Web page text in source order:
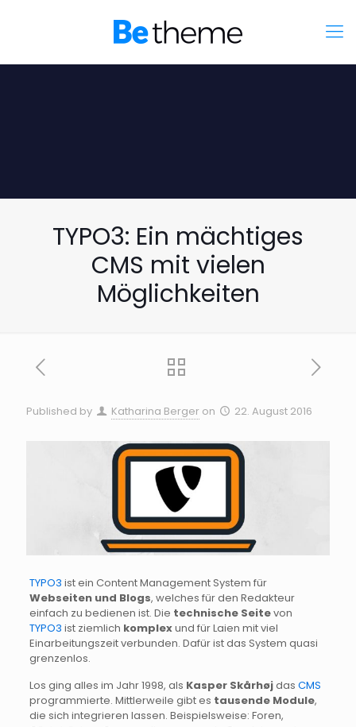
TYPO3: Ein mächtiges
CMS mit vielen
Möglichkeiten
Published by Katharina Berger on 22. August 2016
TYPO3 ist ein Content Management System für
Webseiten und Blogs, welches für den Redakteur
einfach zu bedienen ist. Die technische Seitevon
TYPO3 ist ziemlich komplexund für Laien mit viel
Einarbeitungszeit verbunden. Dafür ist das System quasi
grenzenlos.
Los ging alles im Jahr 1998, als Kasper Skårhøjdas CMS
programmierte. Mittlerweile gibt es tausende Module,
die sich integrieren lassen. Beispielsweise: Foren,